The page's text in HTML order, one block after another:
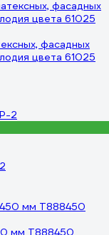
фасадных
цвета 61025
мм T888450